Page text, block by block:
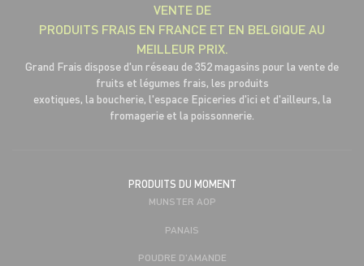
VENTE DE
PRODUITS FRAIS EN FRANCE ET EN BELGIQUE AU
MEILLEUR PRIX.
Grand Frais dispose d'un réseau de 352 magasins pour la vente de
fruits et légumes frais, les produits
exotiques, la boucherie, l'espace Epiceries d'ici et d'ailleurs, la
fromagerie et la poissonnerie.
PRODUITS DU MOMENT
MUNSTER AOP
PANAIS
POUDRE D'AMANDE